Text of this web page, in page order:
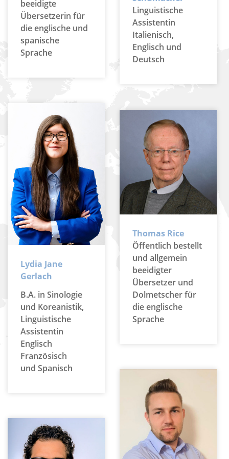
beeidigte
Übersetzerin für
die englische und
spanische
Sprache
Linguistische
Assistentin
Italienisch,
Englisch und
Deutsch
Lydia Jane
Gerlach
B.A. in Sinologie
und Koreanistik,
Linguistische
Assistentin
Englisch
Französisch
und Spanisch
Thomas Rice
Öffentlich bestellt
und allgemein
beeidigter
Übersetzer und
Dolmetscher für
die englische
Sprache